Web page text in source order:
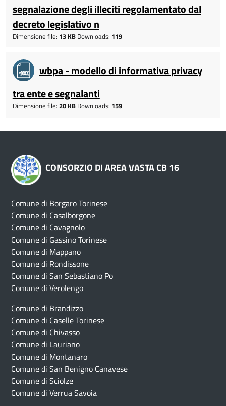
segnalazione degli illeciti regolamentato dal
decreto legislativo n
Dimensione file: 13 KB Downloads: 119
wbpa - modello di informativa privacy
tra ente e segnalanti
Dimensione file: 20 KB Downloads: 159
CONSORZIO DI AREA VASTA CB 16
Comune di Borgaro Torinese
Comune di Casalborgone
Comune di Cavagnolo
Comune di Gassino Torinese
Comune di Mappano
Comune di Rondissone
Comune di San Sebastiano Po
Comune di Verolengo
Comune di Brandizzo
Comune di Caselle Torinese
Comune di Chivasso
Comune di Lauriano
Comune di Montanaro
Comune di San Benigno Canavese
Comune di Sciolze
Comune di Verrua Savoia